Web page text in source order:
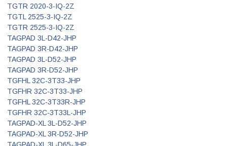
TGTR 2020-3-IQ-2Z
TGTL 2525-3-IQ-2Z
TGTR 2525-3-IQ-2Z
TAGPAD 3L-D42-JHP
TAGPAD 3R-D42-JHP
TAGPAD 3L-D52-JHP
TAGPAD 3R-D52-JHP
TGFHL 32C-3T33-JHP
TGFHR 32C-3T33-JHP
TGFHL 32C-3T33R-JHP
TGFHR 32C-3T33L-JHP
TAGPAD-XL 3L-D52-JHP
TAGPAD-XL 3R-D52-JHP
TAGPAD-XL 3L-D65-JHP